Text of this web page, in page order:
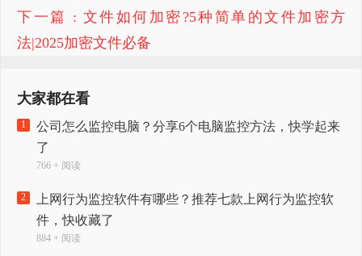
下一篇 : 文件如何加密?5种简单的文件加密方
法|2025加密文件必备
大家都在看
1
公司怎么监控电脑？分享6个电脑监控方法，快学起来
了
766 + 阅读
2
上网行为监控软件有哪些？推荐七款上网行为监控软
件，快收藏了
884 + 阅读